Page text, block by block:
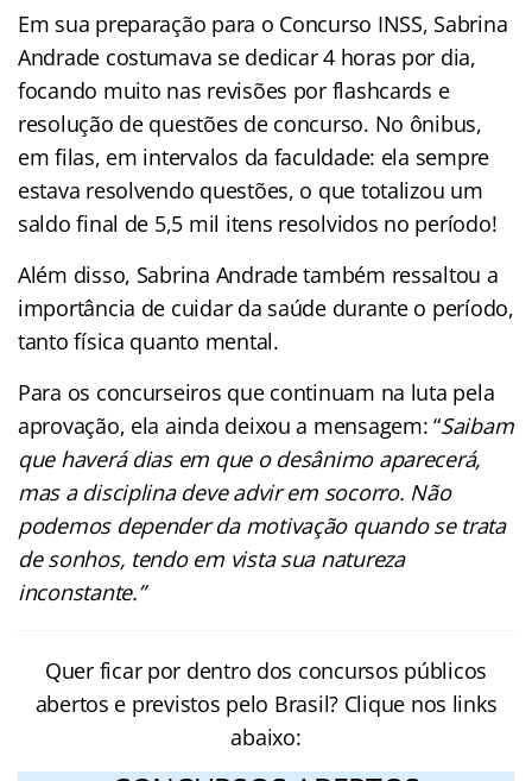
Em sua preparação para o Concurso INSS, Sabrina
Andrade costumava se dedicar 4 horas por dia,
focando muito nas revisões por flashcards e
resolução de questões de concurso. No ônibus,
em filas, em intervalos da faculdade: ela sempre
estava resolvendo questões, o que totalizou um
saldo final de 5,5 mil itens resolvidos no período!
Além disso, Sabrina Andrade também ressaltou a
importância de cuidar da saúde durante o período,
tanto física quanto mental.
Para os concurseiros que continuam na luta pela
aprovação, ela ainda deixou a mensagem: “Saibam
que haverá dias em que o desânimo aparecerá,
mas a disciplina deve advir em socorro. Não
podemos depender da motivação quando se trata
de sonhos, tendo em vista sua natureza
inconstante.”
Quer ficar por dentro dos concursos públicos
abertos e previstos pelo Brasil? Clique nos links
abaixo: